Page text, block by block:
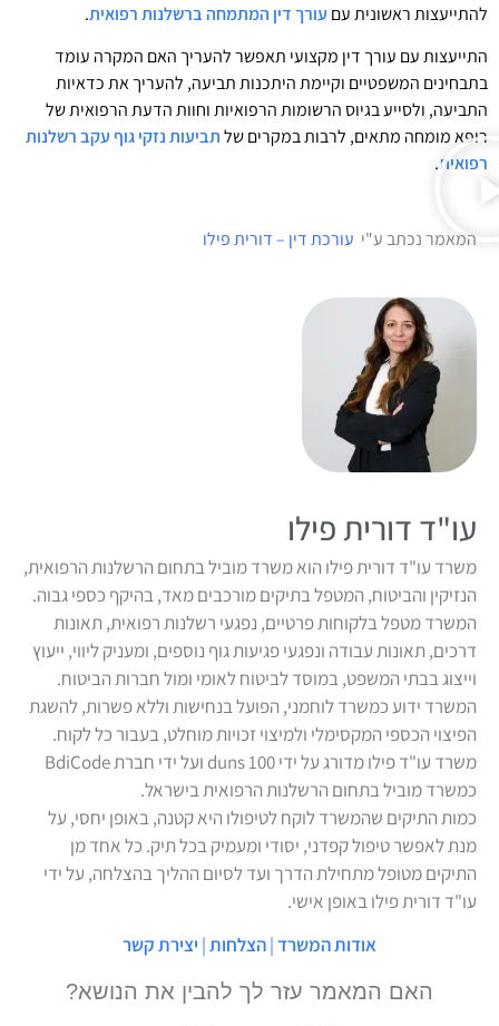
להתייעצות ראשונית עם עורך דין המתמחה ברשלנות רפואית.
התייעצות עם עורך דין מקצועי תאפשר להעריך האם המקרה עומד
בתבחינים המשפטיים וקיימת היתכנות תביעה, להעריך את כדאיות
התביעה, ולסייע בגיוס הרשומות הרפואיות וחוות הדעת הרפואית של
רופא מומחה מתאים, לרבות במקרים שלתביעות נזקי גוף עקב רשלנות
רפואית.
המאמר נכתב ע"י עורכת דין – דורית פילו
עו"ד דורית פילו
משרד עו"ד דורית פילו הוא משרד מוביל בתחום הרשלנות הרפואית,
הנזיקין והביטוח, המטפל בתיקים מורכבים מאד, בהיקף כספי גבוה.
המשרד מטפל בלקוחות פרטיים, נפגעי רשלנות רפואית, תאונות
דרכים, תאונות עבודה ונפגעי פגיעות גוף נוספים, ומעניק ליווי, ייעוץ
וייצוג בבתי המשפט, במוסד לביטוח לאומי ומול חברות הביטוח.
המשרד ידוע כמשרד לוחמני, הפועל בנחישות וללא פשרות, להשגת
הפיצוי הכספי המקסימלי ולמיצוי זכויות מוחלט, בעבור כל לקוח.
משרד עו"ד פילו מדורג על ידי duns 100 ועל ידי חברת BdiCode
כמשרד מוביל בתחום הרשלנות הרפואית בישראל.
כמות התיקים שהמשרד לוקח לטיפולו היא קטנה, באופן יחסי, על
מנת לאפשר טיפול קפדני, יסודי ומעמיק בכל תיק. כל אחד מן
התיקים מטופל מתחילת הדרך ועד לסיום ההליך בהצלחה, על ידי
עו"ד דורית פילו באופן אישי.
אודות המשרד|הצלחות| יצירת קשר
האם המאמר עזר לך להבין את הנושא?